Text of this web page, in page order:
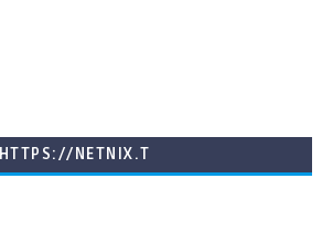
HTTPS://NETNIX.T